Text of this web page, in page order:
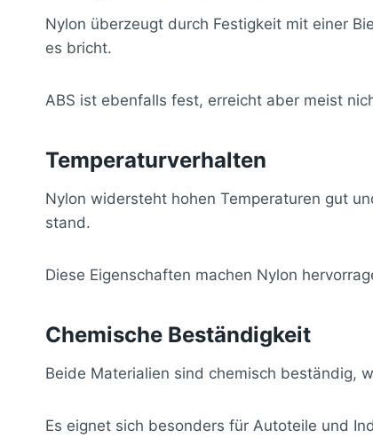
Nylon überzeugt durch Festigkeit mit einer
es bricht.
ABS ist ebenfalls fest, erreicht aber meist
Temperaturverhalten
Nylon widersteht hohen Temperaturen gut
stand.
Diese Eigenschaften machen Nylon
Chemische Beständigkeit
Beide Materialien sind chemisch beständig,
Es eignet sich besonders für Autoteile und